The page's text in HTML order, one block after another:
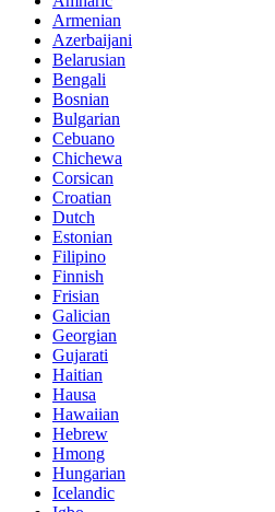
Armenian
Azerbaijani
Belarusian
Bengali
Bosnian
Bulgarian
Cebuano
Chichewa
Corsican
Croatian
Dutch
Estonian
Filipino
Finnish
Frisian
Galician
Georgian
Gujarati
Haitian
Hausa
Hawaiian
Hebrew
Hmong
Hungarian
Icelandic